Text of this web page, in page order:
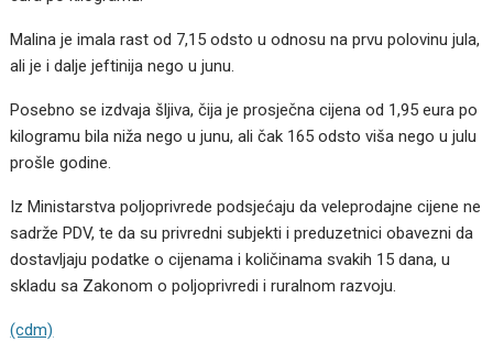
Malina je imala rast od 7,15 odsto u odnosu na prvu polovinu jula,
ali je i dalje jeftinija nego u junu.
Posebno se izdvaja šljiva, čija je prosječna cijena od 1,95 eura po
kilogramu bila niža nego u junu, ali čak 165 odsto viša nego u julu
prošle godine.
Iz Ministarstva poljoprivrede podsjećaju da veleprodajne cijene ne
sadrže PDV, te da su privredni subjekti i preduzetnici obavezni da
dostavljaju podatke o cijenama i količinama svakih 15 dana, u
skladu sa Zakonom o poljoprivredi i ruralnom razvoju.
(cdm)